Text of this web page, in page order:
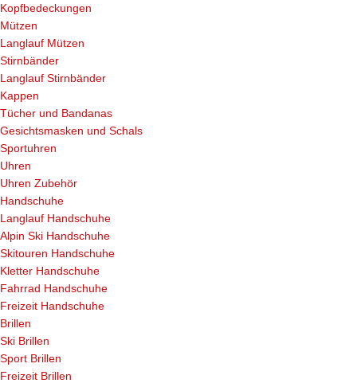
Kopfbedeckungen
Mützen
Langlauf Mützen
Stirnbänder
Langlauf Stirnbänder
Kappen
Tücher und Bandanas
Gesichtsmasken und Schals
Sportuhren
Uhren
Uhren Zubehör
Handschuhe
Langlauf Handschuhe
Alpin Ski Handschuhe
Skitouren Handschuhe
Kletter Handschuhe
Fahrrad Handschuhe
Freizeit Handschuhe
Brillen
Ski Brillen
Sport Brillen
Freizeit Brillen